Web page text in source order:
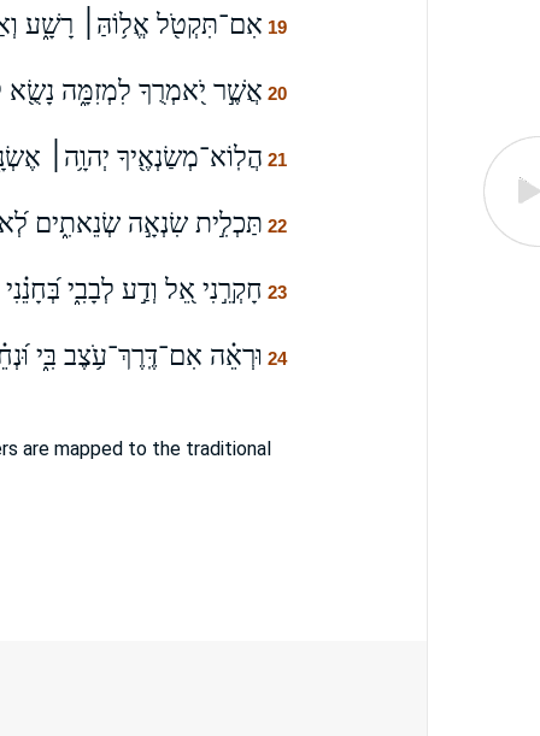
19 אִם־תִּקְטֹ֖ל אֱל֥וֹהַּ׀ רָשָׁ֑ע
20 אֲשֶׁ֣ר יֹ֭אמְרֻךָ לִמְזִמָּ֑ה נָשֻׂ֖א
21 הֲלֽוֹא־מְשַׂנְאֶ֖יךָ יְהוָ֥ה׀
22 תַּכְלִ֣ית שִׂנְאָ֣ה שְׂנֵאתִ֑ים
23 חָקְרֵ֣נִי אֵ֭ל וְדַ֣ע לְבָבִ֑י
24 וּרְאֵ֗ה אִם־דֶּֽרֶךְ־עֹ֥צֶב בִּ֑י
are mapped to the traditional